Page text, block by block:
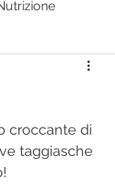
croccante di
taggiasche